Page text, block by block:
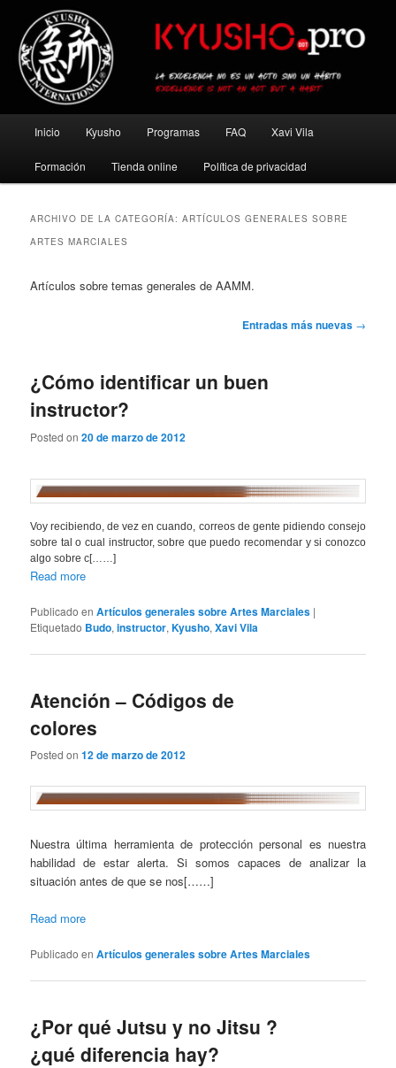
contenido
principal
contenido
secundario
Kyusho Pro
principal
Inicio Kyusho Programas FAQ Xavi Vila
Formación Tienda online Política de privacidad
ARCHIVO DE LA CATEGORÍA:ARTÍCULOS GENERALES SOBRE
ARTES MARCIALES
Artículos sobre temas generales de AAMM.
Entradas más nuevas →
¿Cómo identificar un buen
instructor?
Posted on20 de marzo de 2012
Voy recibiendo, de vez en cuando, correos de gente pidiendo consejo
sobre tal o cual instructor, sobre que puedo recomendar y si conozco
algo sobre c[……]
Read more
Publicado en Artículos generales sobre Artes Marciales |
Etiquetado Budo,instructor,Kyusho,Xavi Vila
Atención – Códigos de
colores
Posted on12 de marzo de 2012
Nuestra última herramienta de protección personal es nuestra
habilidad de estar alerta. Si somos capaces de analizar la
situación antes de que se nos[……]
Read more
Publicado en Artículos generales sobre Artes Marciales
¿Por qué Jutsu y no Jitsu ?
¿qué diferencia hay?